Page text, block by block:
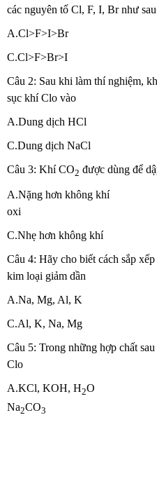
các nguyên tố Cl, F, I, Br như
A.Cl>F>I>Br
C.Cl>F>Br>I
Câu 2: Sau khi làm thí nghiệm,
sục khí Clo vào
A.Dung dịch HCl
C.Dung dịch
Câu 3: Khí CO2 được dùng để
A.Nặng hơn không khí
oxi
C.Nhẹ hơn không khí
Câu 4: Hãy cho biết cách sắp
kim loại giảm dần
A.Na, Mg, Al, K
C.Al, K, Na, Mg
Câu 5: Trong những hợp chất
Clo
A.KCl, KOH, H2O
Na2CO3